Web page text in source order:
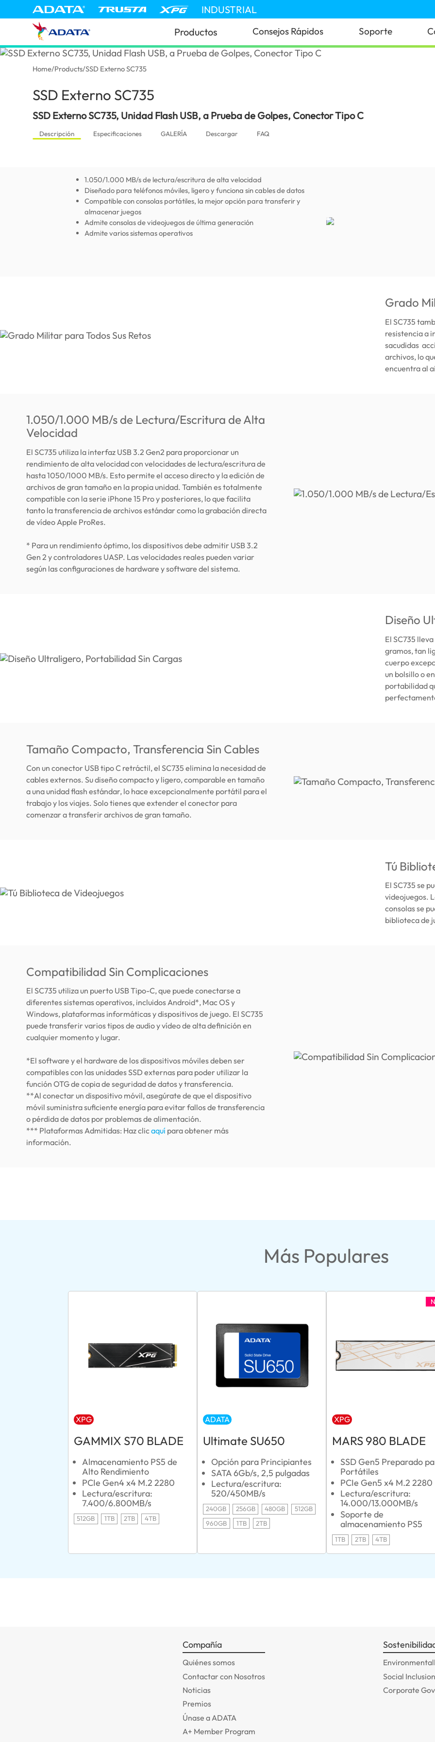
INDUSTRIAL
Productos
Consejos Rápidos Soporte
Home/Products/SSD Externo SC735
SSD Externo SC735
SSD Externo SC735, Unidad Flash USB, a Prueba de Golpes, Conector Tipo C
Descripción Especificaciones GALERÍA Descargar FAQ
1.050/1.000 MB/s de lectura/escritura de alta velocidad
Diseñado para teléfonos móviles, ligero y funciona sin cables de datos
Compatible con consolas portátiles, la mejor opción para transferir y
almacenar juegos
Admite consolas de videojuegos de última generación
Admite varios sistemas operativos
Grado
El SC735
resistencia a
sacudidas
archivos, lo
encuentra al
1.050/1.000 MB/s de Lectura/Escritura de Alta
Velocidad
El SC735 utiliza la interfaz USB 3.2 Gen2 para proporcionar un
rendimiento de alta velocidad con velocidades de lectura/escritura de
hasta 1050/1000 MB/s. Esto permite el acceso directo y la edición de
archivos de gran tamaño en la propia unidad. También es totalmente
compatible con la serie iPhone 15 Pro y posteriores, lo que facilita
tanto la transferencia de archivos estándar como la grabación directa
de vídeo Apple ProRes.
* Para un rendimiento óptimo, los dispositivos debe admitir USB 3.2
Gen 2 y controladores UASP. Las velocidades reales pueden variar
según las configuraciones de hardware y software del sistema.
Diseño
El SC735
gramos, tan
cuerpo
un bolsillo o
portabilidad
Tamaño Compacto, Transferencia Sin Cables
Con un conector USB tipo C retráctil, el SC735 elimina la necesidad de
cables externos. Su diseño compacto y ligero, comparable en tamaño
a una unidad flash estándar, lo hace excepcionalmente portátil para el
trabajo y los viajes. Solo tienes que extender el conector para
comenzar a transferir archivos de gran tamaño.
Tú
El SC735 se
videojuegos.
consolas se
biblioteca de
Compatibilidad Sin Complicaciones
El SC735 utiliza un puerto USB Tipo-C, que puede conectarse a
diferentes sistemas operativos, incluidos Android*, Mac OS y
Windows, plataformas informáticas y dispositivos de juego. El SC735
puede transferir varios tipos de audio y vídeo de alta definición en
cualquier momento y lugar.
*El software y el hardware de los dispositivos móviles deben ser
compatibles con las unidades SSD externas para poder utilizar la
función OTG de copia de seguridad de datos y transferencia.
**Al conectar un dispositivo móvil, asegúrate de que el dispositivo
móvil suministra suficiente energía para evitar fallos de transferencia
o pérdida de datos por problemas de alimentación.
*** Plataformas Admitidas: Haz clicaquípara obtener más
información.
Más Populares
XPG
GAMMIX S70 BLADE
Almacenamiento PS5 de
Alto Rendimiento
PCIe Gen4 x4 M.2 2280
Lectura/escritura:
7.400/6.800MB/s
512GB 1TB 2TB 4TB
ADATA
Ultimate SU650
Opción para Principiantes
SATA 6Gb/s, 2,5 pulgadas
Lectura/escritura:
520/450MB/s
240GB 256GB 480GB
512GB
960GB
1TB 2TB
XPG
MARS 980 BLADE
SSD Gen5 Preparado
Portátiles
PCIe Gen5 x4 M.2 2280
Lectura/escritura:
14.000/13.000MB/s
Soporte de
almacenamiento PS5
1TB 2TB 4TB
Compañía
Quiénes somos
Contactar con Nosotros
Noticias
Premios
Únase a ADATA
A+ Member Program
Social Inclusion
Corporate